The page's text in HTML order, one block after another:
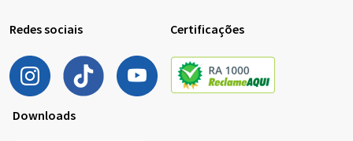
Redes sociais Certificações
Downloads